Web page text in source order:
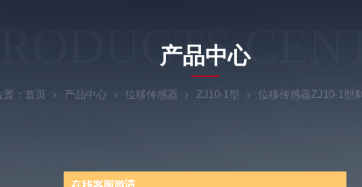
产品中心
： 首页 产品中心 位移传感器 ZJ10-1型 位移传感器ZJ10-1型